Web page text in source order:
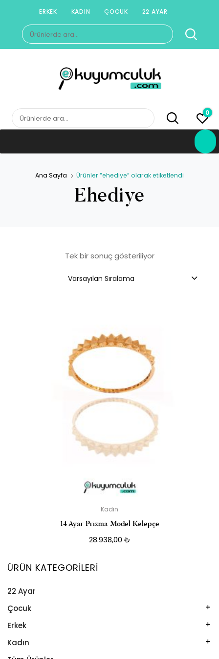
content
ERKEK KADIN ÇOCUK 22 AYAR
Ara:
E-KUYUMCULUK
Herkesin Kuyumcusu
Ara: 0
Ana Sayfa Ürünler “ehediye” olarak etiketlendi
Ehediye
Tek bir sonuç gösteriliyor
Varsayılan Sıralama
Kadın
14 Ayar Prizma Model Kelepçe
28.938,00 ₺
ÜRÜN KATEGORILERI
22 Ayar
Çocuk
Kelepçe
Kolye
Künye
Erkek
Kelepçe
Kadın